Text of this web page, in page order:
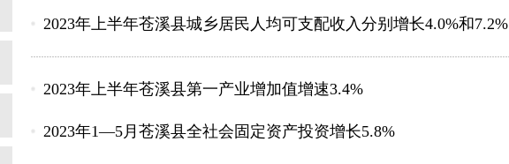
2023年上半年苍溪县城乡居民人均可支配收入分别增长4.0%和7.2%
2023年上半年苍溪县第一产业增加值增速3.4%
2023年1—5月苍溪县全社会固定资产投资增长5.8%